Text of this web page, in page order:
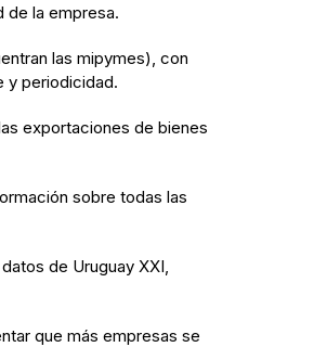
de la empresa.
las mipymes), con
y periodicidad.
exportaciones de bienes
sobre todas las
de Uruguay XXI,
que más empresas se